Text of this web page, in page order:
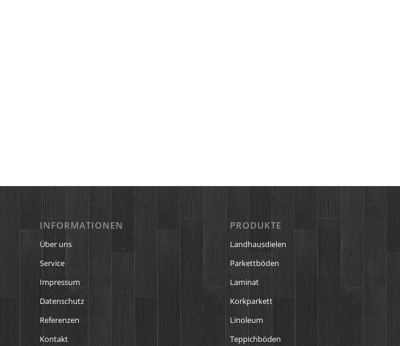
INFORMATIONEN
Über uns
Service
Impressum
Datenschutz
Referenzen
Kontakt
PRODUKTE
Landhausdielen
Parkettböden
Laminat
Korkparkett
Linoleum
Teppichböden